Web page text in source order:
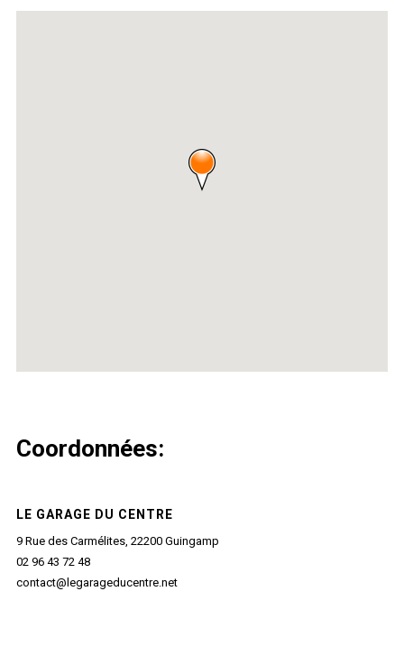
Coordonnées:
LE GARAGE DU CENTRE
9 Rue des Carmélites, 22200 Guingamp
02 96 43 72 48
contact@legarageducentre.net